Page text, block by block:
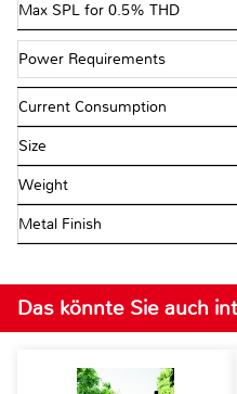
Max SPL for 0.5% THD
Power Requirements
Current Consumption
Size
Weight
Metal Finish
Das könnte Sie auch